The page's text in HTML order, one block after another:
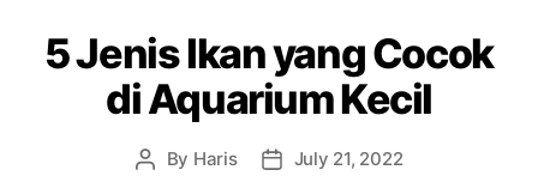
5 Jenis Ikan yang Cocok
di Aquarium Kecil
Post
By Haris
PostJuly 21, 2022